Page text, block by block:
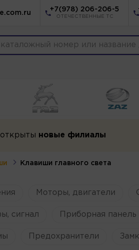
+7(978) 206-206-5
ОТЕЧЕСТВЕННЫЕ ТС
новые филиалы
Клавиши главного света
Моторы, двигатели
сигнал Приборная панель
Предохранители